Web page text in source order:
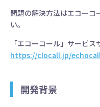
問題の解決方法はエコーコ
い。
「エコーコール」サービス
https://clocall.jp/
開発背景